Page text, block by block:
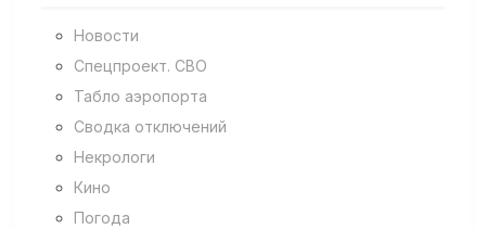
Новости
Спецпроект. СВО
Табло аэропорта
Сводка отключений
Некрологи
Кино
Погода